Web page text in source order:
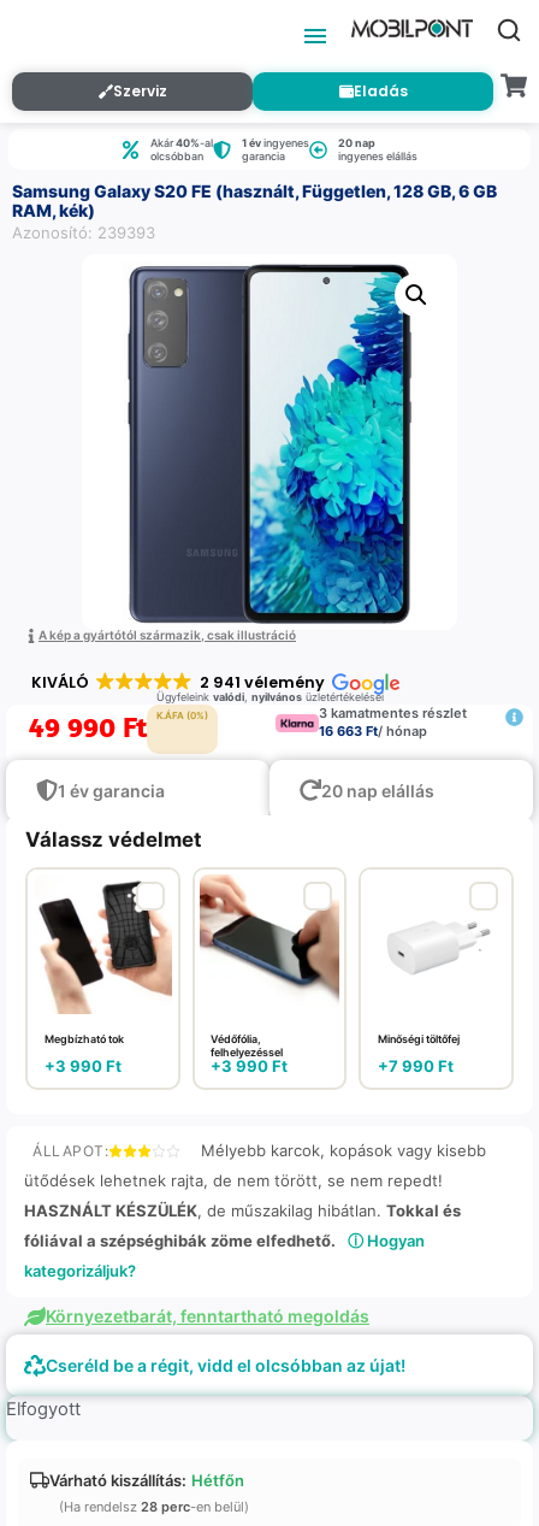
Szerviz Eladás
Akár40%-al
olcsóbban
1 évingyenes
garancia
20 nap
ingyenes elállás
Samsung Galaxy S20 FE (használt, Független, 128 GB, 6 GB
RAM, kék)
Azonosító: 239393
A kép a gyártótól származik, csak illustráció
KIVÁLÓ 2 941 vélemény
Ügyfeleink valódi, nyilvánosüzletértékelései
49 990 Ft K.ÁFA (0%)
3 kamatmentes részlet
16 663 Ft/ hónap
1 év garancia 20 nap elállás
Válassz védelmet
Megbízható tok
+3 990Ft
Védőfólia,
felhelyezéssel
+3 990Ft
Minőségi töltőfej
+7 990Ft
ÁLLAPOT:
Mélyebb karcok, kopások vagy kisebb
ütődések lehetnek rajta, de nem törött, se nem repedt!
HASZNÁLT KÉSZÜLÉK, de műszakilag hibátlan. Tokkal és
fóliával a szépséghibák zöme elfedhető.
ⓘ Hogyan
kategorizáljuk?
Környezetbarát, fenntartható megoldás
Cseréld be a régit, vidd el olcsóbban az újat!
Elfogyott
Várható kiszállítás: Hétfőn
(Ha rendelsz 28 perc-en belül)